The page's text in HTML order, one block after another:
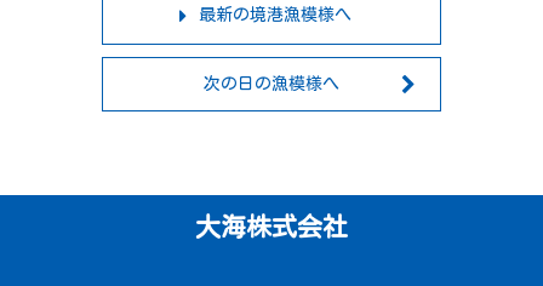
最新の境港漁模様へ
次の日の漁模様へ
大海株式会社